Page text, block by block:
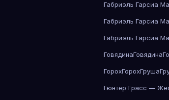
Габриэль Гарсиа
Габриэль Гарсиа
Габриэль Гарсиа
ГовядинаГовядина
ГорохГорохГруша
Гюнтер Грасс —